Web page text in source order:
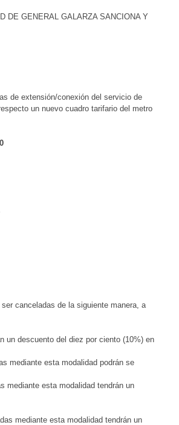
DE GENERAL GALARZA SANCIONA Y
de extensión/conexión del servicio de
un nuevo cuadro tarifario del metro
canceladas de la siguiente manera, a
un descuento del diez por ciento (10%) en
mediante esta modalidad podrán se
mediante esta modalidad tendrán un
mediante esta modalidad tendrán un